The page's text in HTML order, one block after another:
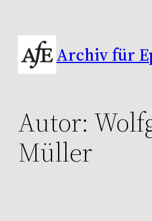
springen Archiv für
Autor:
Müller